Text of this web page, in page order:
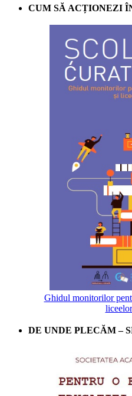
CUM SĂ ACȚIONEZI
Ghidul monitorilor
DE UNDE PLECĂM –